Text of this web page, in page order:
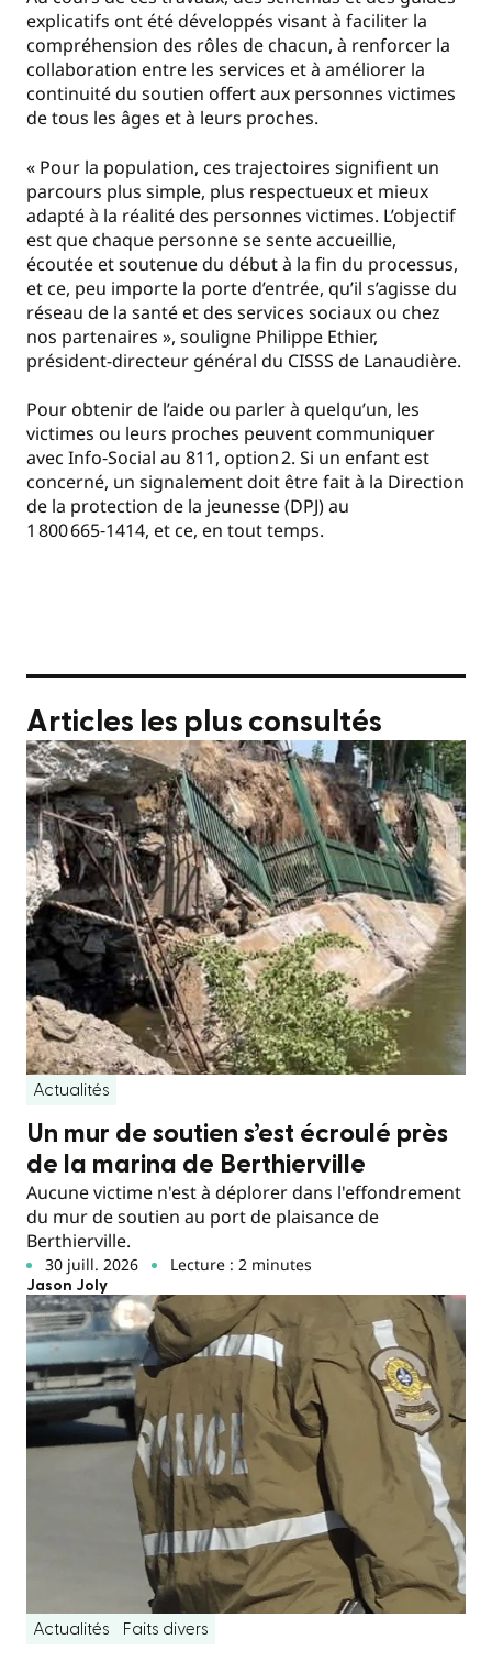
explicatifs ont été développés visant à faciliter la
compréhension des rôles de chacun, à renforcer la
collaboration entre les services et à améliorer la
continuité du soutien offert aux personnes victimes
de tous les âges et à leurs proches.
« Pour la population, ces trajectoires signifient un
parcours plus simple, plus respectueux et mieux
adapté à la réalité des personnes victimes. L’objectif
est que chaque personne se sente accueillie,
écoutée et soutenue du début à la fin du processus,
et ce, peu importe la porte d’entrée, qu’il s’agisse du
réseau de la santé et des services sociaux ou chez
nos partenaires », souligne Philippe Ethier,
président-directeur général du CISSS de Lanaudière.
Pour obtenir de l’aide ou parler à quelqu’un, les
victimes ou leurs proches peuvent communiquer
avec Info‑Social au 811, option 2. Si un enfant est
concerné, un signalement doit être fait à la Direction
de la protection de la jeunesse (DPJ) au
1 800 665‑1414, et ce, en tout temps.
Articles les plus consultés
Actualités
Un mur de soutien s’est écroulé près
de la marina de Berthierville
Aucune victime n'est à déplorer dans l'effondrement
du mur de soutien au port de plaisance de
Berthierville.
30 juill. 2026 Lecture : 2 minutes
Jason Joly
Actualités Faits divers